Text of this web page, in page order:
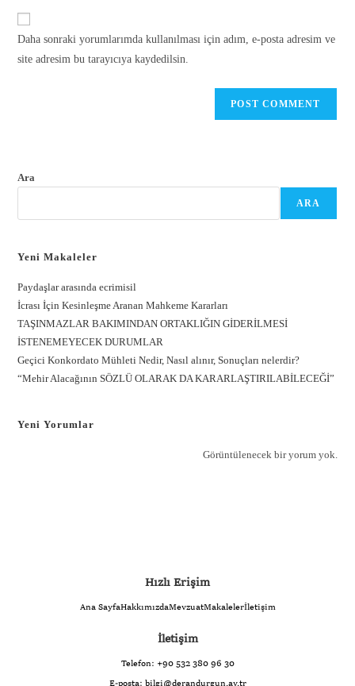
Daha sonraki yorumlarımda kullanılması için adım, e-posta adresim ve
site adresim bu tarayıcıya kaydedilsin.
Ara
ARA
Yeni Makaleler
Paydaşlar arasında ecrimisil
İcrası İçin Kesinleşme Aranan Mahkeme Kararları
TAŞINMAZLAR BAKIMINDAN ORTAKLIĞIN GİDERİLMESİ
İSTENEMEYECEK DURUMLAR
Geçici Konkordato Mühleti Nedir, Nasıl alınır, Sonuçları nelerdir?
“Mehir Alacağının SÖZLÜ OLARAK DA KARARLAŞTIRILABİLECEĞİ”
Yeni Yorumlar
Görüntülenecek bir yorum yok.
Hızlı Erişim
Ana SayfaHakkımızdaMevzuatMakalelerİletişim
İletişim
Telefon: +90 532 380 96 30
E-posta: bilgi@derandurgun.av.tr